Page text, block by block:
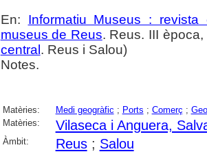
En: Informatiu Museus :
museus de Reus. Reus. III
central . Reus i Salou)
Notes.
Matèries: Medi geogràfic ; Ports ; Comerç ;
Matèries:
Vilaseca i Anguera,
Àmbit: Reus; Salou